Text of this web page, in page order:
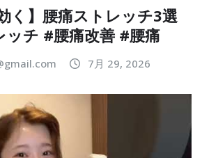
く】腰痛ストレッチ3選
ッチ #腰痛改善 #腰痛
7月 29, 2026